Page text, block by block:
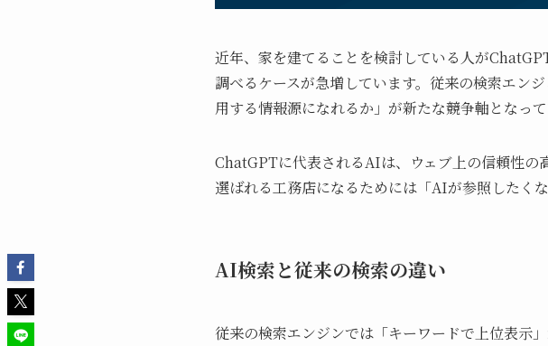
近年、家を建てることを検討している人が
調べるケースが急増しています。従来の検索エン
用する情報源になれるか」が新たな競争軸となって
ChatGPTに代表されるAIは、ウェブ上の信頼性の
選ばれる工務店になるためには「AIが参照したく
AI検索と従来の検索の違い
従来の検索エンジンでは「キーワードで上位表示